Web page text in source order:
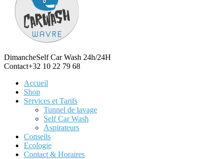
DimancheSelf Car Wash 24h/24H
Contact+32 10 22 79 68
Accueil
Shop
Services et Tarifs
Tunnel de lavage
Self Car Wash
Aspirateurs
Conseils
Ecologie
Contact & Horaires